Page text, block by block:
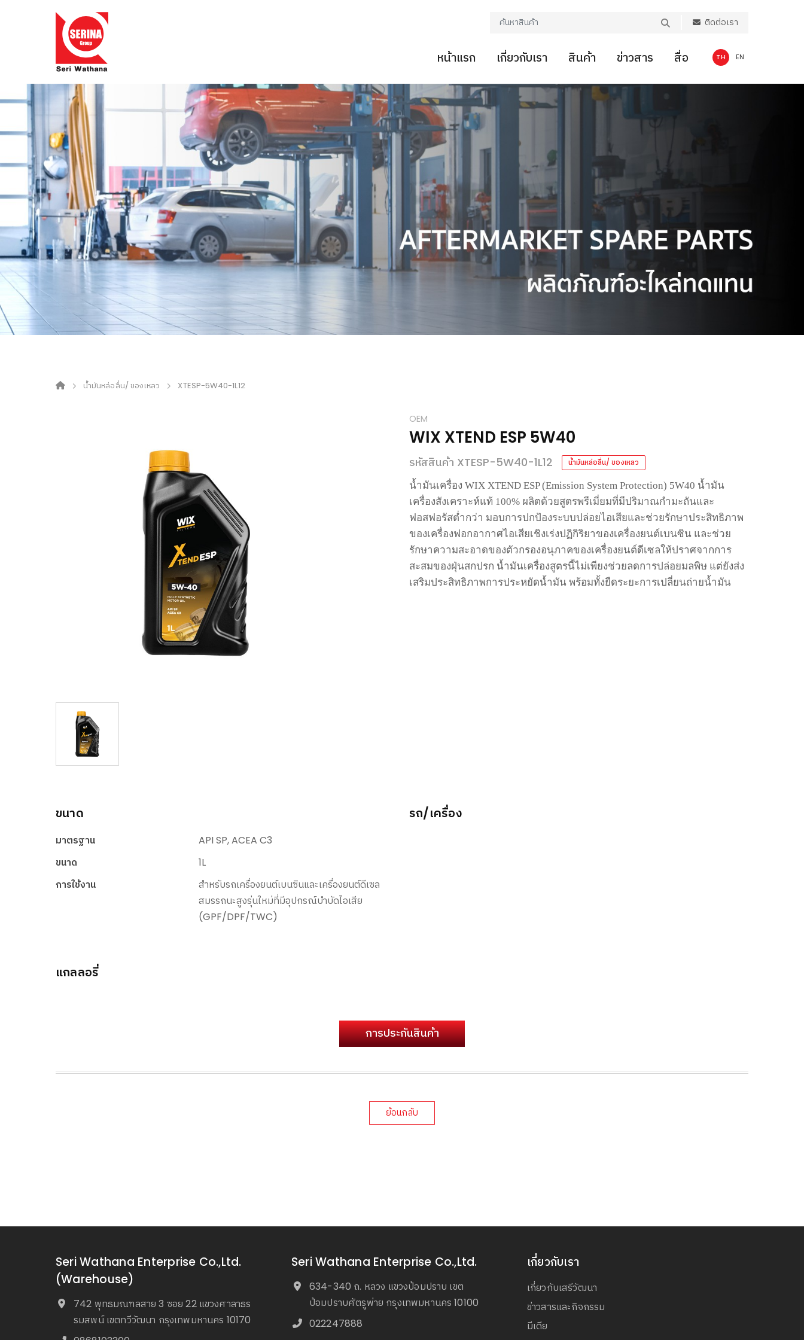
ติดต่อเรา
TH EN
หน้าแรก เกี่ยวกับเรา สินค้า ข่าวสาร สื่อ
น้ำมันหล่อลื่น/ ของเหลว XTESP-5W40-1L12
OEM
WIX XTEND ESP 5W40
รหัสสินค้า XTESP-5W40-1L12 น้ำมันหล่อลื่น/ ของเหลว
น้ำมันเครื่อง WIX XTEND ESP (Emission System Protection) 5W40 น้ำมัน
เครื่องสังเคราะห์แท้ 100% ผลิตด้วยสูตรพรีเมี่ยมที่มีปริมาณกำมะถันและ
ฟอสฟอรัสต่ำกว่า มอบการปกป้องระบบปล่อยไอเสียและช่วยรักษาประสิทธิภาพ
ของเครื่องฟอกอากาศไอเสียเชิงเร่งปฏิกิริยาของเครื่องยนต์เบนซิน และช่วย
รักษาความสะอาดของตัวกรองอนุภาคของเครื่องยนต์ดีเซลให้ปราศจากการ
สะสมของฝุ่นสกปรก น้ำมันเครื่องสูตรนี้ไม่เพียงช่วยลดการปล่อยมลพิษ แต่ยังส่ง
เสริมประสิทธิภาพการประหยัดน้ำมัน พร้อมทั้งยืดระยะการเปลี่ยนถ่ายน้ำมัน
ขนาด
มาตรฐาน
API SP, ACEA C3
ขนาด
1L
การใช้งาน
สำหรับรถเครื่องยนต์เบนซินและเครื่องยนต์ดีเซล
สมรรถนะสูงรุ่นใหม่ที่มีอุปกรณ์บำบัดไอเสีย
(GPF/DPF/TWC)
รถ/เครื่อง
แกลลอรี่
การประกันสินค้า
ย้อนกลับ
Seri Wathana Enterprise Co.,Ltd.
(Warehouse)
742 พุทธมณฑลสาย 3 ซอย 22 แขวงศาลาธร
รมสพน์ เขตทวีวัฒนา กรุงเทพมหานคร 10170
Seri Wathana Enterprise Co.,Ltd.
634-340 ถ. หลวง แขวงป้อมปราบ เขต
ป้อมปราบศัตรูพ่าย กรุงเทพมหานคร 10100
022247888
เกี่ยวกับเรา
เกี่ยวกับเสรีวัฒนา
ข่าวสารและกิจกรรม
มีเดีย